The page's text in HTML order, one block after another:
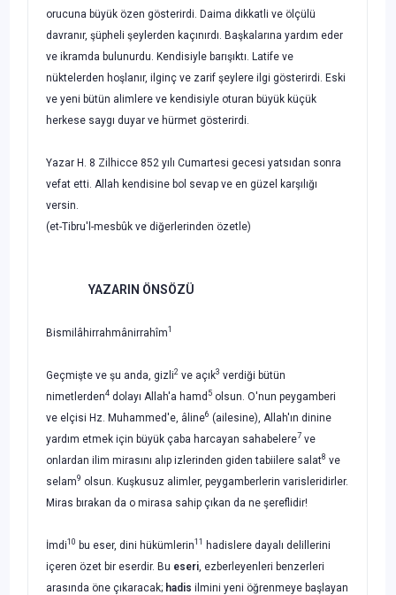
orucuna büyük özen gösterirdi. Daima dikkatli ve ölçülü
davranır, şüpheli şeylerden kaçınırdı. Başkalarına yardım eder
ve ikramda bulunurdu. Kendisiyle barışıktı. Latife ve
nüktelerden hoşlanır, ilginç ve zarif şeylere ilgi gösterirdi. Eski
ve yeni bütün alimlere ve kendisiyle oturan büyük küçük
herkese saygı duyar ve hürmet gösterirdi.
Yazar H. 8 Zilhicce 852 yılı Cumartesi gecesi yatsıdan sonra
vefat etti. Allah kendisine bol sevap ve en güzel karşılığı
versin.
(et-Tibru'l-mesbûk ve diğerlerinden özetle)
YAZARIN ÖNSÖZÜ
Bismilâhirrahmânirrahîm1
Geçmişte ve şu anda, gizli2 ve açık3 verdiği bütün
nimetlerden4 dolayı Allah'a hamd 5 olsun. O'nun peygamberi
ve elçisi Hz. Muhammed'e, âline6 (ailesine), Al­lah'ın dinine
yardım etmek için büyük çaba harcayan sahabelere7 ve
onlardan ilim mirasını alıp izlerinden giden tabiilere salat8 ve
selam9 olsun. Kuşkusuz alimler, pey­gamberlerin varisleridirler.
Miras bırakan da o mirasa sahip çıkan da ne şereflidir!
İmdi10 bu eser, dini hükümlerin11
hadislere dayalı delillerini
içeren özet bir eser­dir. Bu eseri, ezberleyenleri benzerleri
arasında öne çıkaracak; hadis ilmini yeni öğ­renmeye başlayan